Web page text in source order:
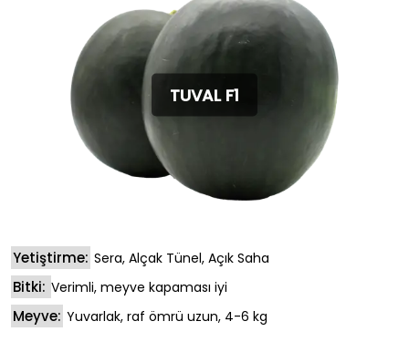
TUVAL F1
Yetiştirme: Sera, Alçak Tünel, Açık Saha
Bitki: Verimli, meyve kapaması iyi
Meyve: Yuvarlak, raf ömrü uzun, 4-6 kg